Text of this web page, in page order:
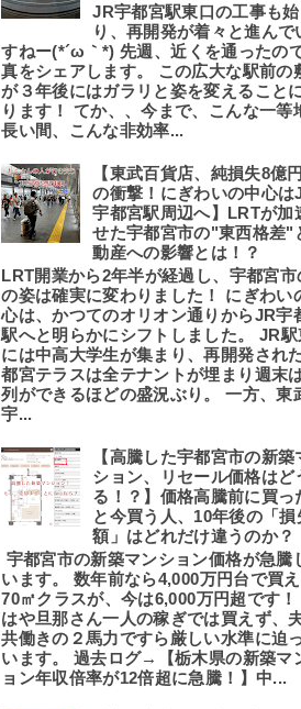
JR宇都宮駅東口の工事も始
り、再開発が着々と進んで
すねー(*´ω｀*) 先週、近くを通ったの
真をシェアします。 この広大な駅前の
が３年後にはガラリと姿を変えること
ります！ てか、、今まで、こんな一等
長い間、こんな非効率...
【東武百貨店、純損失8億
の衝撃！にぎわいの中心は
宇都宮駅周辺へ】LRTが加
せた宇都宮市の"東西格差"
動産への影響とは！？
LRT開業から2年半が経過し、宇都宮市
の姿は確実に変わりました！ にぎわい
心は、かつてのオリオン通りからJR宇
駅へと明らかにシフトしました。 JR駅
には中高大学生が集まり、再開発され
都宮テラスは全テナントが埋まり週末
列ができるほどの盛況ぶり。 一方、東
宇...
【高騰した宇都宮市の新築
ション、リセール価格はど
る！？】価格高騰前に買っ
と今買う人、10年後の「損
額」はどれだけ違うのか？
宇都宮市の新築マンション価格が急騰
います。 数年前なら4,000万円台で買
70㎡クラスが、今は6,000万円超です！
はや旦那さん一人の稼ぎでは買えず、
共働きの２馬力ですら厳しい水準に迫
います。 過去ログ→【栃木県の新築マ
ョン年収倍率が12倍超に急騰！】中...